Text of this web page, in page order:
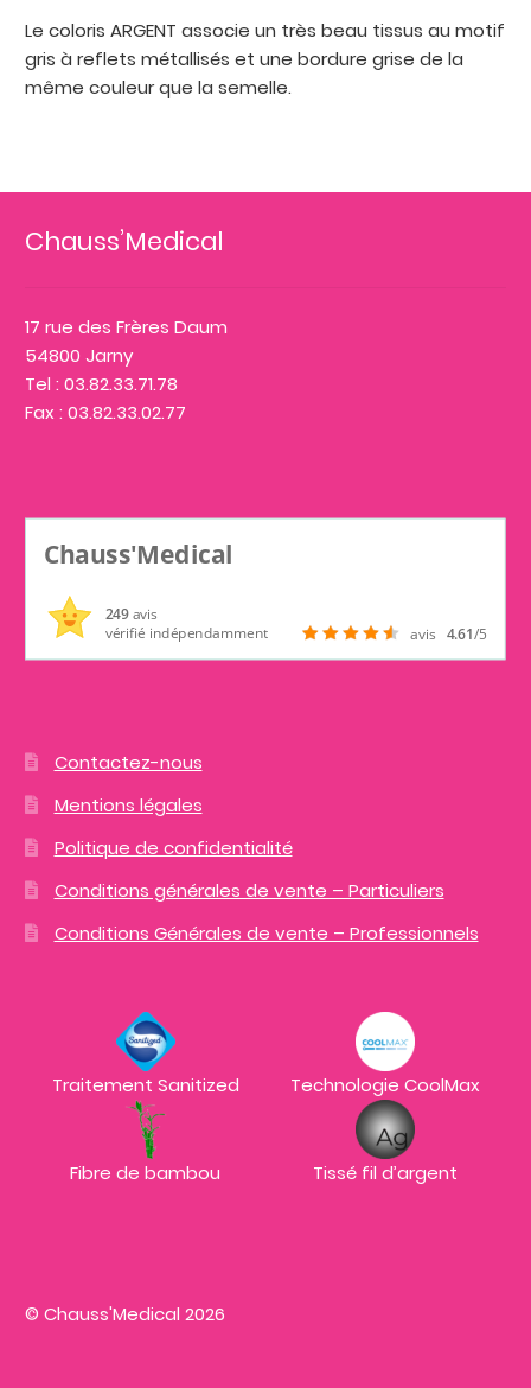
Le coloris ARGENT associe un très beau tissus au motif
gris à reflets métallisés et une bordure grise de la
même couleur que la semelle.
Chauss’Medical
17 rue des Frères Daum
54800 Jarny
Tel : 03.82.33.71.78
Fax : 03.82.33.02.77
Chauss'Medical
249avis
vérifié indépendamment
avis 4.61/5
Contactez-nous
Mentions légales
Politique de confidentialité
Conditions générales de vente – Particuliers
Conditions Générales de vente – Professionnels
Traitement Sanitized Technologie CoolMax
Fibre de bambou Tissé fil d’argent
© Chauss'Medical 2026